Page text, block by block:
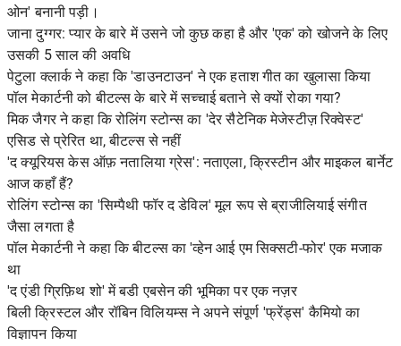
ओन' बनानी पड़ी।
जाना दुग्गर: प्यार के बारे में उसने जो कुछ कहा है और 'एक' को खोजने के लिए
उसकी 5 साल की अवधि
पेटुला क्लार्क ने कहा कि 'डाउनटाउन' ने एक हताश गीत का खुलासा किया
पॉल मेकार्टनी को बीटल्स के बारे में सच्चाई बताने से क्यों रोका गया?
मिक जैगर ने कहा कि रोलिंग स्टोन्स का 'देर सैटेनिक मेजेस्टीज़ रिक्वेस्ट'
एसिड से प्रेरित था, बीटल्स से नहीं
'द क्यूरियस केस ऑफ़ नतालिया ग्रेस': नताएला, क्रिस्टीन और माइकल बार्नेट
आज कहाँ हैं?
रोलिंग स्टोन्स का 'सिम्पैथी फॉर द डेविल' मूल रूप से ब्राजीलियाई संगीत
जैसा लगता है
पॉल मेकार्टनी ने कहा कि बीटल्स का 'व्हेन आई एम सिक्सटी-फोर' एक मजाक
था
'द एंडी ग्रिफ़िथ शो' में बडी एबसेन की भूमिका पर एक नज़र
बिली क्रिस्टल और रॉबिन विलियम्स ने अपने संपूर्ण 'फ्रेंड्स' कैमियो का
विज्ञापन किया